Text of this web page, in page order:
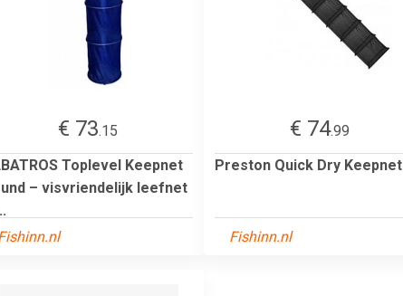
€ 73.15
Toplevel Keepnet
– visvriendelijk leefnet
€ 74.99
Preston Quick Dry Keepnet
Fishinn.nl